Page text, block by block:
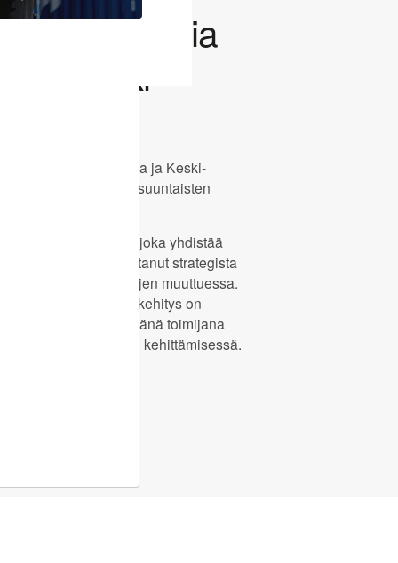
kasvuvauhtia
ja Keski-
toimii myös Kiinassa ja Keski-
tehokkaiden itä–länsi suuntaisten
(Middle Corridor), joka yhdistää
on kasvattanut strategista
kauppavirtojen muuttuessa.
aktiivinen reittikehitys on
asemaa merkittävänä toimijana
kuljetuskäytävien kehittämisessä.